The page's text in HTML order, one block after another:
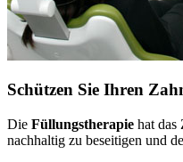
Schützen Sie Ihren
Die Füllungstherapie hat das
nachhaltig zu beseitigen und